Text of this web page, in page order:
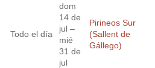
Todo el día
dom
14 de
jul –
mié
31 de
jul
Pirineos Sur
(Sallent de
Gállego)